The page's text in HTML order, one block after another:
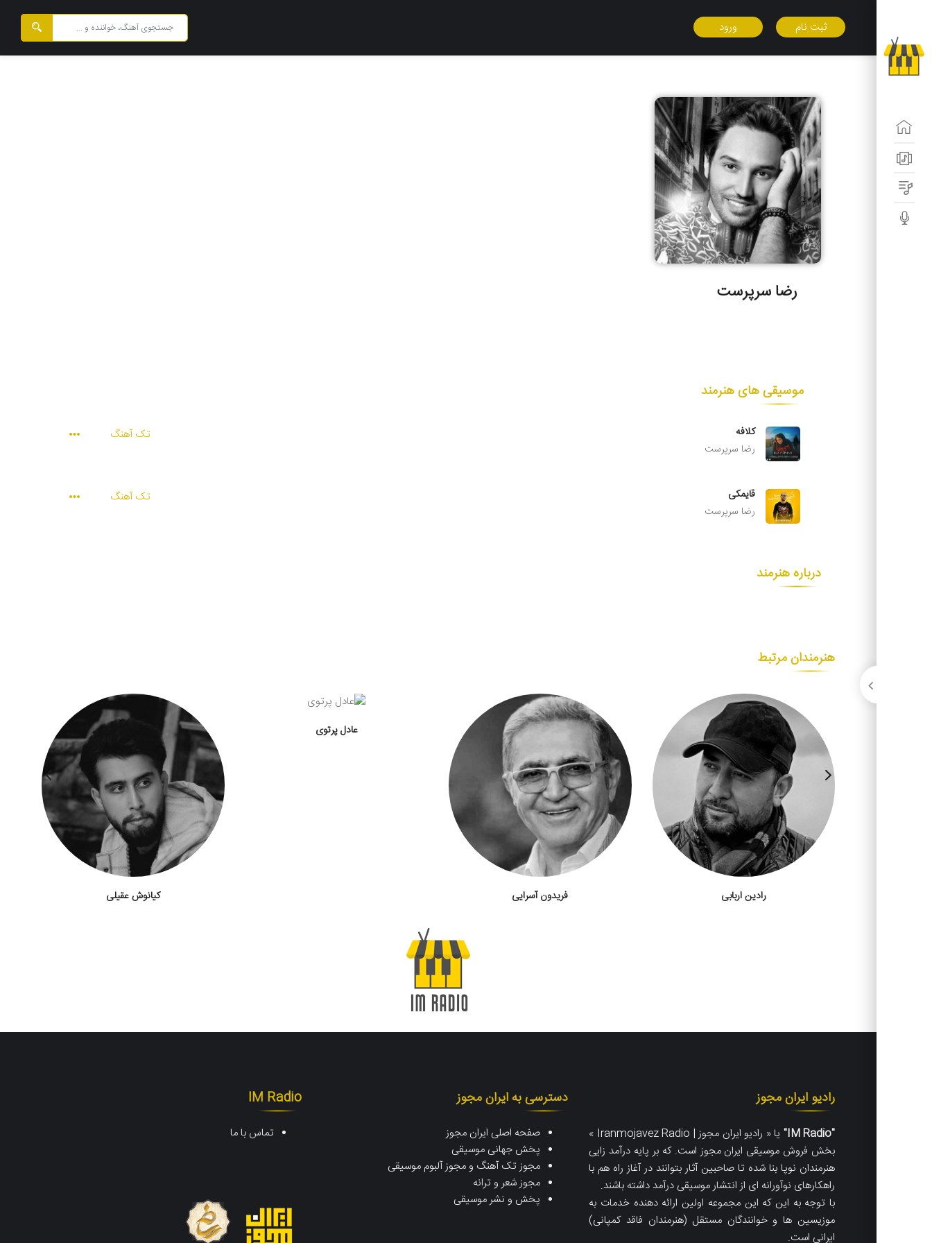
ثبت نام ورود
رضا سرپرست
موسیقی های هنرمند
کلافه
رضا سرپرست
تک آهنگ
قایمکی
رضا سرپرست
تک آهنگ
درباره هنرمند
هنرمندان مرتبط
رادین اربابی فریدون آسرایی
عادل پرتوی
کیانوش عقیلی
رادیو ایران مجوز
"IM Radio"
یا « رادیو ایران مجوز | Iranmojavez Radio »
بخش فروش موسیقی ایران مجوز است. که بر پایه درآمد زایی
هنرمندان نوپا بنا شده تا صاحبین آثار بتوانند در آغاز راه هم با
راهکارهای نوآورانه ای از انتشار موسیقی درآمد داشته باشند.
با توجه به این که این مجموعه اولین ارائه دهنده خدمات به
موزیسین ها و خوانندگان مستقل (هنرمندان فاقد کمپانی)
ایرانی است.
دسترسی به ایران مجوز
صفحه اصلی ایران مجوز
پخش جهانی موسیقی
مجوز تک آهنگ و مجوز آلبوم موسیقی
مجوز شعر و ترانه
پخش و نشر موسیقی
IM Radio
تماس با ما